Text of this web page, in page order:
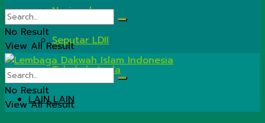
Nasional
Seputar LDII
Tahukah Anda
LAIN LAIN
No Result
View All Result
No Result
View All Result